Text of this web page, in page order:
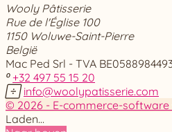
Wooly Pâtisserie
Rue de l'Église 100
1150 Woluwe-Saint-Pierre
België
Mac Ped Srl - TVA
 +32 497 55 15 20
 info@woolypatisserie.com
© 2026 - E-commerce-
Laden…